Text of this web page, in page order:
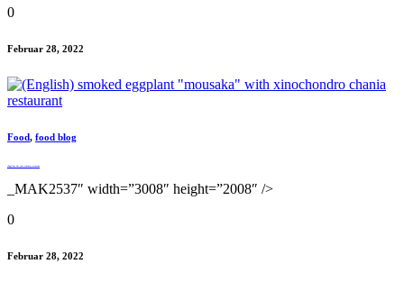
0
Februar 28, 2022
Food, food blog
_MAK2537″ width=”3008″ height=”2008″ />
0
Februar 28, 2022